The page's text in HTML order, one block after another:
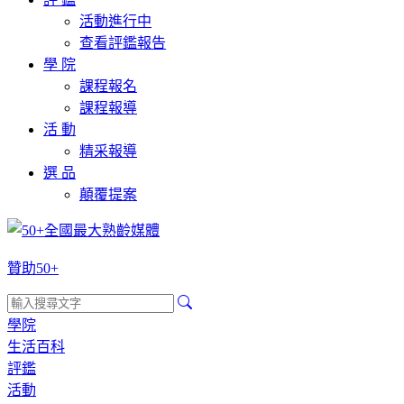
活動進行中
查看評鑑報告
學 院
課程報名
課程報導
活 動
精采報導
選 品
顛覆提案
贊助50+
學院
生活百科
評鑑
活動